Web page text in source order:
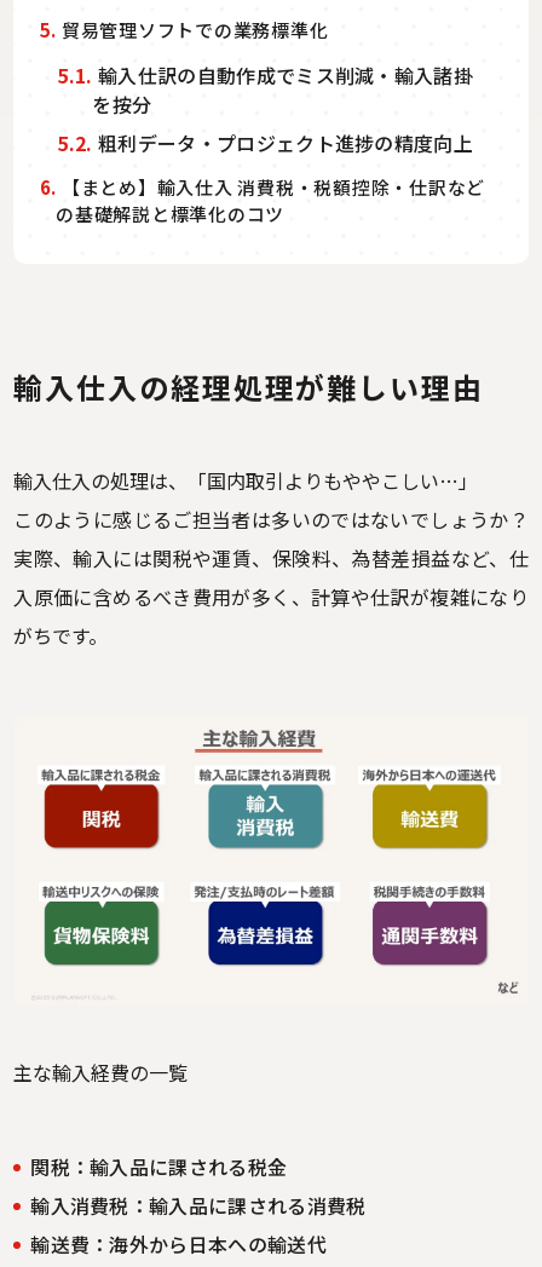
5. 貿易管理ソフトでの業務標準化
5.1. 輸入仕訳の自動作成でミス削減・輸入諸掛
を按分
5.2. 粗利データ・プロジェクト進捗の精度向上
6. 【まとめ】輸入仕入 消費税・税額控除・仕訳など
の基礎解説と標準化のコツ
輸入仕入の経理処理が難しい理由
輸入仕入の処理は、「国内取引よりもややこしい…」
このように感じるご担当者は多いのではないでしょうか？
実際、輸入には関税や運賃、保険料、為替差損益など、仕
入原価に含めるべき費用が多く、計算や仕訳が複雑になり
がちです。
主な輸入経費の一覧
関税：輸入品に課される税金
輸入消費税：輸入品に課される消費税
輸送費：海外から日本への輸送代